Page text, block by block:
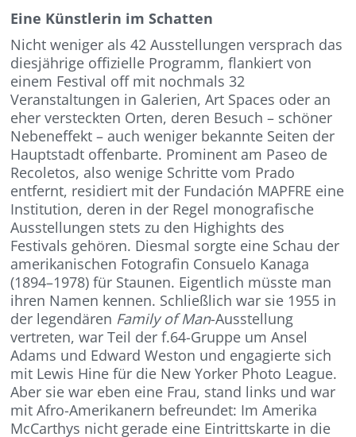
Eine Künstlerin im Schatten
Nicht weniger als 42 Ausstellungen versprach das
diesjährige offizielle Programm, flankiert von
einem Festival off mit nochmals 32
Veranstaltungen in Galerien, Art Spaces oder an
eher versteckten Orten, deren Besuch – schöner
Nebeneffekt – auch weniger bekannte Seiten der
Hauptstadt offenbarte. Prominent am Paseo de
Recoletos, also wenige Schritte vom Prado
entfernt, residiert mit der Fundación MAPFRE eine
Institution, deren in der Regel monografische
Ausstellungen stets zu den Highights des
Festivals gehören. Diesmal sorgte eine Schau der
amerikanischen Fotografin Consuelo Kanaga
(1894–1978) für Staunen. Eigentlich müsste man
ihren Namen kennen. Schließlich war sie 1955 in
der legendären Family of Man-Ausstellung
vertreten, war Teil der f.64-Gruppe um Ansel
Adams und Edward Weston und engagierte sich
mit Lewis Hine für die New Yorker Photo League.
Aber sie war eben eine Frau, stand links und war
mit Afro-Amerikanern befreundet: Im Amerika
McCarthys nicht gerade eine Eintrittskarte in die